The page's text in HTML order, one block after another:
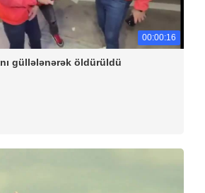
00:00:16
güllələnərək öldürüldü